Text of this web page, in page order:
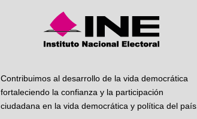
Contribuimos al desarrollo de la vida democrática
fortaleciendo la confianza y la participación
ciudadana en la vida democrática y política del país.